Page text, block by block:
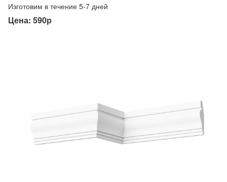
Изготовим в течение 5-7 дней
Цена: 590р